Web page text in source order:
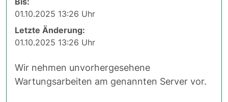
01.10.2025 13:26 Uhr
Letzte Änderung:
01.10.2025 13:26 Uhr
Wir nehmen unvorhergesehene
Wartungsarbeiten am genannten Server vor.